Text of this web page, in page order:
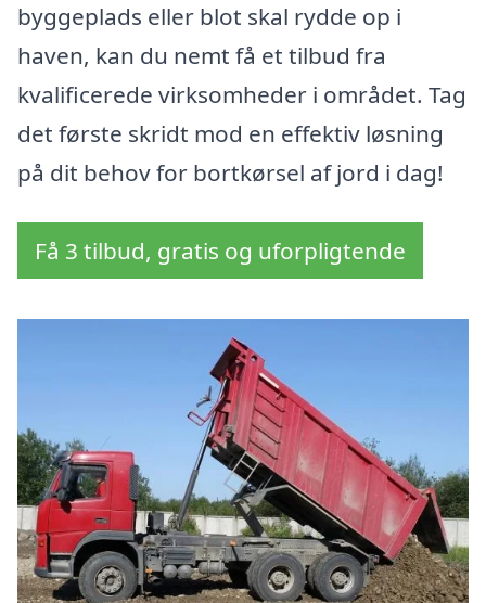
byggeplads eller blot skal rydde op i
haven, kan du nemt få et tilbud fra
kvalificerede virksomheder i området. Tag
det første skridt mod en effektiv løsning
på dit behov for bortkørsel af jord i dag!
Få 3 tilbud, gratis og uforpligtende